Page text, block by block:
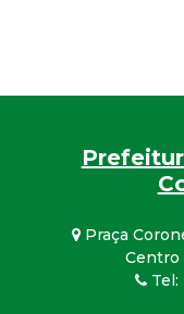
Praça
Centro
Tel: